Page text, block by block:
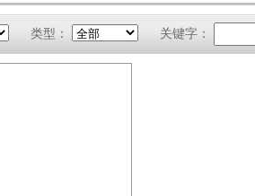
类型： 关键字：